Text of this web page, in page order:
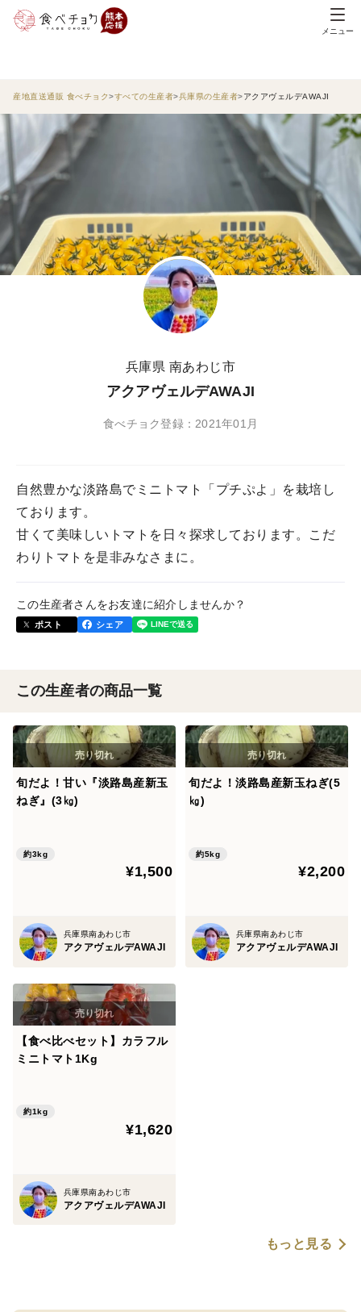
メニュー
産地直送通販 食べチョク すべての生産者 兵庫県の生産者 アクアヴェルデAWAJI
兵庫県 南あわじ市
アクアヴェルデAWAJI
食べチョク登録：2021年01月
自然豊かな淡路島でミニトマト「プチぷよ」を栽培し
ております。
甘くて美味しいトマトを日々探求しております。こだ
わりトマトを是非みなさまに。
この生産者さんをお友達に紹介しませんか？
ポスト シェア
この生産者の商品一覧
旬だよ！甘い『淡路島産新玉
ねぎ』(3㎏)
約3kg
¥1,500
兵庫県南あわじ市
アクアヴェルデAWAJI
旬だよ！淡路島産新玉ねぎ(5
㎏)
約5kg
¥2,200
兵庫県南あわじ市
アクアヴェルデAWAJI
【食べ比べセット】カラフル
ミニトマト1Kg
約1kg
¥1,620
兵庫県南あわじ市
アクアヴェルデAWAJI
もっと見る